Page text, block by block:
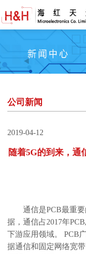
公司新闻
2019-04-12
随着5G的到来，通
通信是PCB最重
据，通信占2017年
下游应用领域。 PCB
据通信和固定网络宽